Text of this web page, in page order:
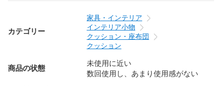
タイミングによりシステムの反映が間に合わず欠品となって
しまう場合がございます。
売切れの場合は、ご購入をキャンセルさせていただく場合が
ございます。】
数ある商品の中から当店の商品をご覧頂き
ありがとうございます！
カテゴリー
家具・インテリア
インテリア小物
クッション・座布団
クッション
商品の状態
未使用に近い
数回使用し、あまり使用感がない